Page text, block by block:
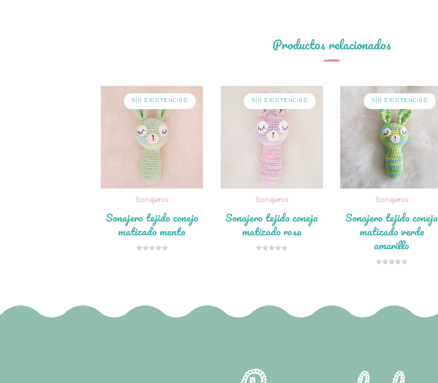
Productos relacionados
SIN EXISTENCIAS
Sonajeros
Sonajero tejido conejo
matizado menta
SIN EXISTENCIAS
Sonajeros
Sonajero tejido conejo
matizado rosa
SIN EXISTENCIAS
Sonajeros
Sonajero tejido conejo
matizado verde
amarillo